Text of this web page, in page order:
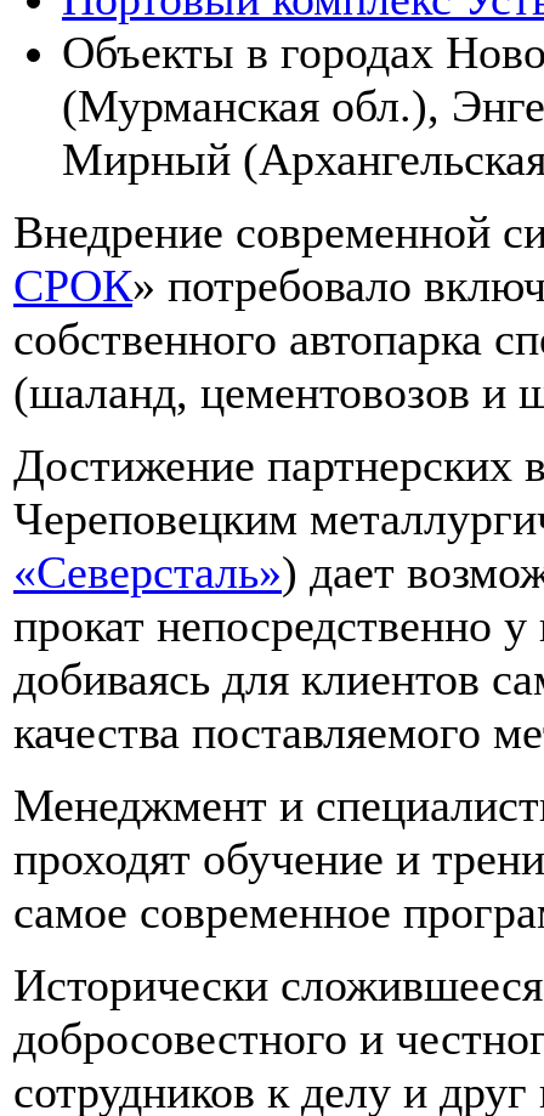
Объекты в городах
(Мурманская обл.),
Мирный
Внедрение современной
СРОК» потребовало
собственного автопарка
(шаланд, цементовозов и
Достижение партнерских
Череповецким
«Северсталь») дает
прокат непосредственно
добиваясь для клиентов
качества поставляемого
Менеджмент и
проходят обучение и
самое современное
Исторически
добросовестного и
сотрудников к делу и